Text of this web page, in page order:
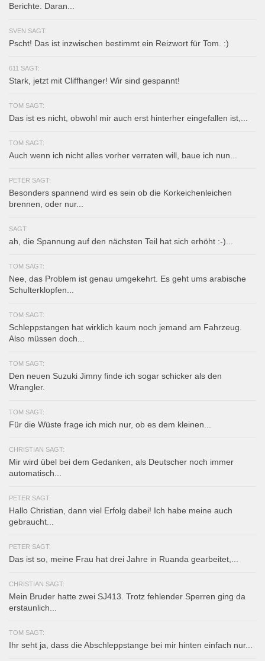
Berichte. Daran...
SVEN SAGT:
Pscht! Das ist inzwischen bestimmt ein Reizwort für Tom. :)
611 SAGT:
Stark, jetzt mit Cliffhanger! Wir sind gespannt!
TOM SAGT:
Das ist es nicht, obwohl mir auch erst hinterher eingefallen ist,...
TOM SAGT:
Auch wenn ich nicht alles vorher verraten will, baue ich nun...
PETER SAGT:
Besonders spannend wird es sein ob die Korkeichenleichen
brennen, oder nur...
SAGT:
ah, die Spannung auf den nächsten Teil hat sich erhöht :-)...
TOM SAGT:
Nee, das Problem ist genau umgekehrt. Es geht ums arabische
Schulterklopfen...
TOM SAGT:
Schleppstangen hat wirklich kaum noch jemand am Fahrzeug.
Also müssen doch...
TOM SAGT:
Den neuen Suzuki Jimny finde ich sogar schicker als den
Wrangler.
TOM SAGT:
Für die Wüste frage ich mich nur, ob es dem kleinen...
CHRISTIAN SAGT:
Mir wird übel bei dem Gedanken, als Deutscher noch immer
automatisch...
PETER SAGT:
Hallo Christian, dann viel Erfolg dabei! Ich habe meine auch
gebraucht...
PETER SAGT:
Das ist so, meine Frau hat drei Jahre in Ruanda gearbeitet,...
CHRISTIAN SAGT:
Mein Bruder hatte zwei SJ413. Trotz fehlender Sperren ging da
erstaunlich...
TOM SAGT:
Ihr seht ja, dass die Abschleppstange bei mir hinten einfach nur...